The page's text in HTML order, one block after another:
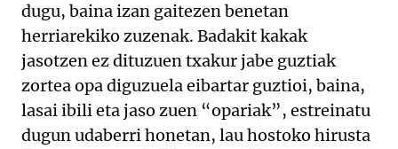
dugu, baina izan gaitezen benetan
herriarekiko zuzenak. Badakit kakak
jasotzen ez dituzuen txakur jabe guztiak
zortea opa diguzuela eibartar guztioi, baina,
lasai ibili eta jaso zuen “opariak”, estreinatu
dugun udaberri honetan, lau hostoko hirusta